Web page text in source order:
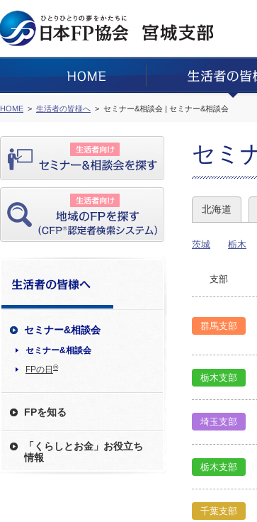
HOME 生活者の皆様へ セミナー&相談会 | セミナー&相談会
セミナー&相談会
セミナー&相談会
FPの日 ®
FPを知る
「くらしとお金」お役立ち
情報
セミ
北海道
茨城 栃木
支部
群馬支部
栃木支部
埼玉支部
栃木支部
千葉支部